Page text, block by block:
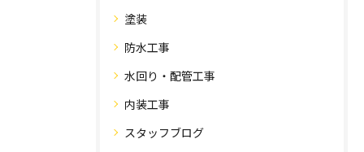
塗装
防水工事
水回り・配管工事
内装工事
スタッフブログ